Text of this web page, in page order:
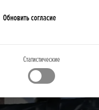
Обновить согласие
Статистические